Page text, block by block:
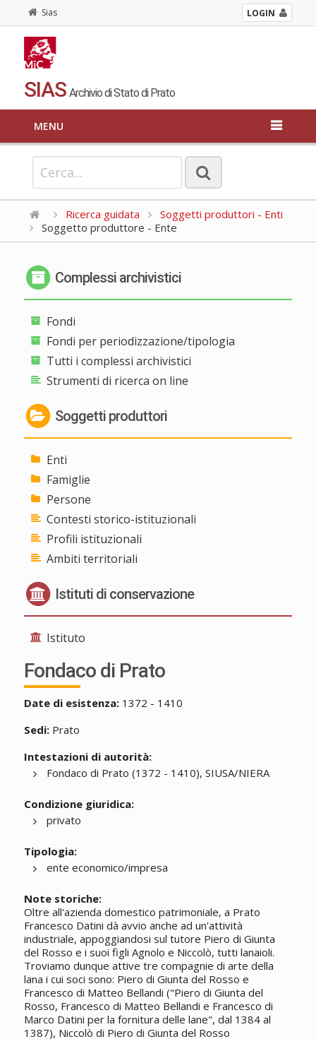
Sias LOGIN
SIAS Archivio di Stato di Prato
MENU
Ricerca guidata
Soggetti produttori - Enti
Soggetto produttore - Ente
Complessi archivistici
Fondi
Fondi per periodizzazione/tipologia
Tutti i complessi archivistici
Strumenti di ricerca on line
Soggetti produttori
Enti
Famiglie
Persone
Contesti storico-istituzionali
Profili istituzionali
Ambiti territoriali
Istituti di conservazione
Istituto
Fondaco di Prato
Date di esistenza: 1372 - 1410
Sedi: Prato
Intestazioni di autorità:
Fondaco di Prato (1372 - 1410), SIUSA/NIERA
Condizione giuridica:
privato
Tipologia:
ente economico/impresa
Note storiche:
Oltre all'azienda domestico patrimoniale, a Prato
Francesco Datini dà avvio anche ad un'attività
industriale, appoggiandosi sul tutore Piero di Giunta
del Rosso e i suoi figli Agnolo e Niccolò, tutti lanaioli.
Troviamo dunque attive tre compagnie di arte della
lana i cui soci sono: Piero di Giunta del Rosso e
Francesco di Matteo Bellandi ("Piero di Giunta del
Rosso, Francesco di Matteo Bellandi e Francesco di
Marco Datini per la fornitura delle lane", dal 1384 al
1387), Niccolò di Piero di Giunta del Rosso